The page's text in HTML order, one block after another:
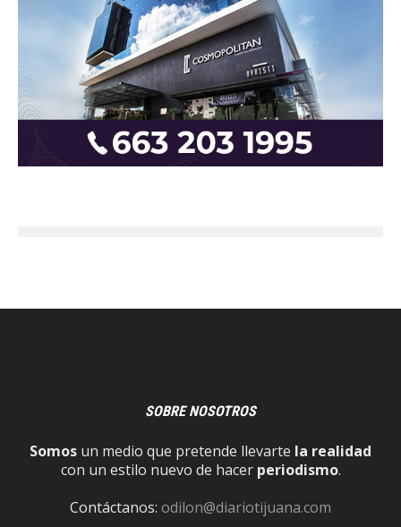
SOBRE NOSOTROS
Somos un medio que pretende llevarte la realidad
con un estilo nuevo de hacer periodismo.
Contáctanos: odilon@diariotijuana.com